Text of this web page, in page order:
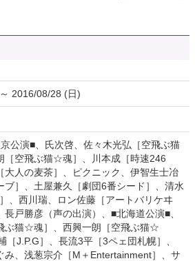
2016/08/28 (日)
公演■、氏次啓、佐々木光弘［空飛ぶ猫
［空飛ぶ猫☆魂］、川本成［時速246
大人の麦茶］、ピクニック、伊智生士冶
ブ］、土屋兼久［劇団6番シード］、清水
、西川瑞、ロン佐藤［アートバリケヰ
長戸勝彦（声の出演）、■北海道公演■、
ぶ猫☆魂］、西興一朗［空飛ぶ猫☆
［J.P.G］、長流3平［3ペェ団札幌］、
み、浅葱宗介［M＋Entertainment］、サ